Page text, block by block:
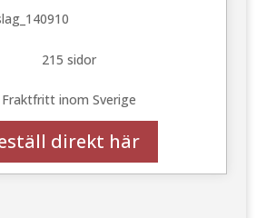
215 sidor
Fraktfritt inom Sverige
direkt här